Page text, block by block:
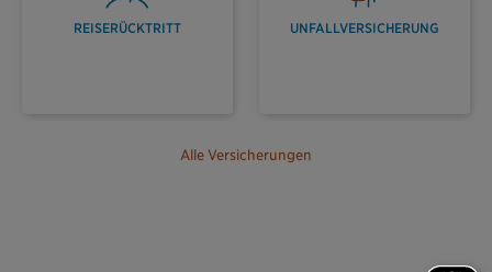
Alle Versicherungen
REISERÜCKTRITT UNFALLVERSICHERUNG